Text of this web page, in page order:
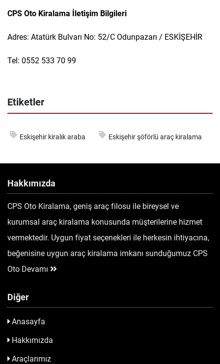
CPS Oto Kiralama İletişim Bilgileri
Adres: Atatürk Bulvarı No: 52/C Odunpazarı / ESKİŞEHİR
Tel: 0552 533 70 99
Etiketler
Eskişehir kiralık araba Eskişehir şöförlü araç kiralama
Hakkımızda
CPS Oto Kiralama, geniş araç filosu ile bireysel ve
kurumsal araç kiralama konusunda müşterilerine hizmet
vermektedir. Uygun fiyat seçenekleri ile herkesin ihtiyacına,
beğenisine uygun araç kiralama imkanı sunduğumuz CPS
Oto Devamı
Diğer
Anasayfa
Hakkımızda
Araçlarımız